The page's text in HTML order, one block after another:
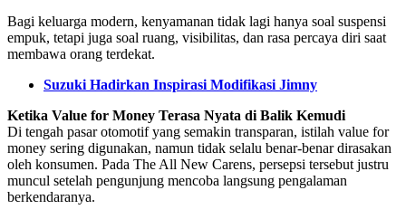
Bagi keluarga modern, kenyamanan tidak lagi hanya soal suspensi
empuk, tetapi juga soal ruang, visibilitas, dan rasa percaya diri saat
membawa orang terdekat.
Suzuki Hadirkan Inspirasi Modifikasi Jimny
Ketika Value for Money Terasa Nyata di Balik Kemudi
Di tengah pasar otomotif yang semakin transparan, istilah value for
money sering digunakan, namun tidak selalu benar-benar dirasakan
oleh konsumen. Pada The All New Carens, persepsi tersebut justru
muncul setelah pengunjung mencoba langsung pengalaman
berkendaranya.